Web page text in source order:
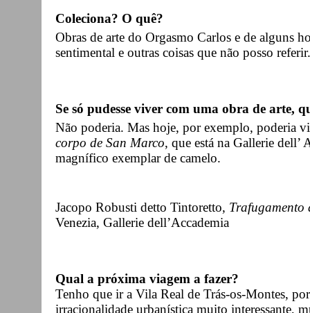
Coleciona? O quê?
Obras de arte do Orgasmo Carlos e de alguns
sentimental e outras coisas que não posso referir.
Se só pudesse viver com uma obra de arte,
Não poderia. Mas hoje, por exemplo, poderia
corpo de San Marco, que está na Gallerie dell’
magnífico exemplar de camelo.
Jacopo Robusti detto Tintoretto, Trafugamento
Venezia, Gallerie dell’Accademia
Qual a próxima viagem a fazer?
Tenho que ir a Vila Real de Trás-os-Montes,
irracionalidade urbanística muito interessante,